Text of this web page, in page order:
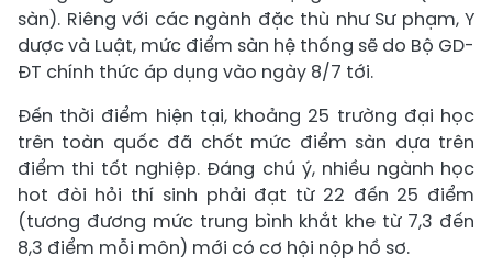
sàn). Riêng với các ngành đặc thù như Sư phạm, Y
dược và Luật, mức điểm sàn hệ thống sẽ do Bộ GD-
ĐT chính thức áp dụng vào ngày 8/7 tới.
Đến thời điểm hiện tại, khoảng 25 trường đại học
trên toàn quốc đã chốt mức điểm sàn dựa trên
điểm thi tốt nghiệp. Đáng chú ý, nhiều ngành học
hot đòi hỏi thí sinh phải đạt từ 22 đến 25 điểm
(tương đương mức trung bình khắt khe từ 7,3 đến
8,3 điểm mỗi môn) mới có cơ hội nộp hồ sơ.